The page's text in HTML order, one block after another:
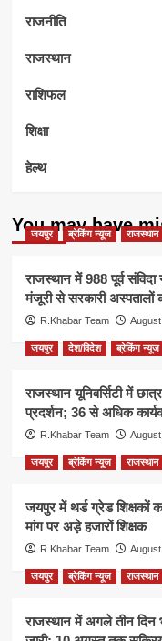
राजनीति
राजस्थान
राशिफल
शिक्षा
हेल्थ
You may have
जयपुर ब्रेकिंग न्यूज राजस्थान
राजस्थान में 988 पूर्व संविदा
मंजूरी से सरकारी अस्पतालों
R.Khabar Team
जयपुर देश/विदेश ब्रेकिंग न्यूज
राजस्थान यूनिवर्सिटी में
प्रदर्शन; 36 से अधिक
R.Khabar Team
जयपुर ब्रेकिंग न्यूज राजस्थान
जयपुर में थर्ड ग्रेड शिक्षकों
मांग पर अड़े हजारों शिक्षक
R.Khabar Team
जयपुर ब्रेकिंग न्यूज राजस्थान
राजस्थान में अगले तीन दिन